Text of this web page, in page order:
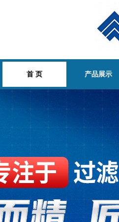
首 页 产品展示